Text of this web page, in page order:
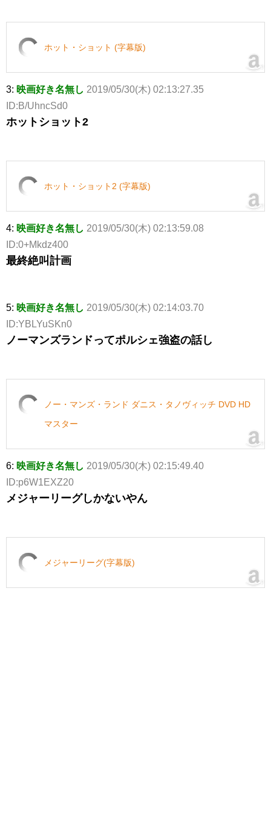
ホット・ショット (字幕版)
3: 映画好き名無し 2019/05/30(木) 02:13:27.35
ID:B/UhncSd0
ホットショット2
ホット・ショット2 (字幕版)
4: 映画好き名無し 2019/05/30(木) 02:13:59.08
ID:0+Mkdz400
最終絶叫計画
5: 映画好き名無し 2019/05/30(木) 02:14:03.70
ID:YBLYuSKn0
ノーマンズランドってポルシェ強盗の話し
ノー・マンズ・ランド ダニス・タノヴィッチ DVD HD
マスター
6: 映画好き名無し 2019/05/30(木) 02:15:49.40
ID:p6W1EXZ20
メジャーリーグしかないやん
メジャーリーグ(字幕版)